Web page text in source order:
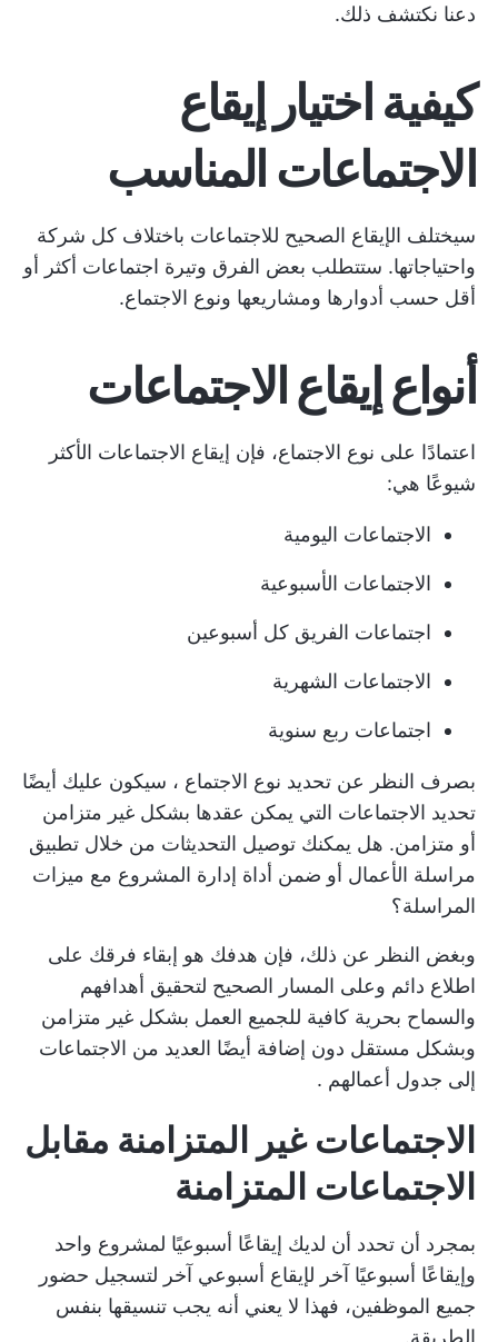
دعنا نكتشف ذلك.
كيفية اختيار إيقاع
الاجتماعات المناسب
سيختلف الإيقاع الصحيح للاجتماعات باختلاف كل شركة
واحتياجاتها. ستتطلب بعض الفرق وتيرة اجتماعات أكثر أو
أقل حسب أدوارها ومشاريعها ونوع الاجتماع.
أنواع إيقاع الاجتماعات
اعتمادًا على نوع الاجتماع، فإن إيقاع الاجتماعات الأكثر
شيوعًا هي:
الاجتماعات اليومية
الاجتماعات الأسبوعية
اجتماعات الفريق كل أسبوعين
الاجتماعات الشهرية
اجتماعات ربع سنوية
بصرف النظر عن تحديد نوع الاجتماع ، سيكون عليك أيضًا
تحديد الاجتماعات التي يمكن عقدها بشكل غير متزامن
أو متزامن. هل يمكنك توصيل التحديثات من خلال تطبيق
مراسلة الأعمال أو ضمن أداة إدارة المشروع مع ميزات
المراسلة؟
وبغض النظر عن ذلك، فإن هدفك هو إبقاء فرقك على
اطلاع دائم وعلى المسار الصحيح لتحقيق أهدافهم
والسماح بحرية كافية للجميع العمل بشكل غير متزامن
وبشكل مستقل دون إضافة أيضًا العديد من الاجتماعات
إلى جدول أعمالهم .
الاجتماعات غير المتزامنة مقابل
الاجتماعات المتزامنة
بمجرد أن تحدد أن لديك إيقاعًا أسبوعيًا لمشروع واحد
وإيقاعًا أسبوعيًا آخر لإيقاع أسبوعي آخر لتسجيل حضور
جميع الموظفين، فهذا لا يعني أنه يجب تنسيقها بنفس
الطريقة.